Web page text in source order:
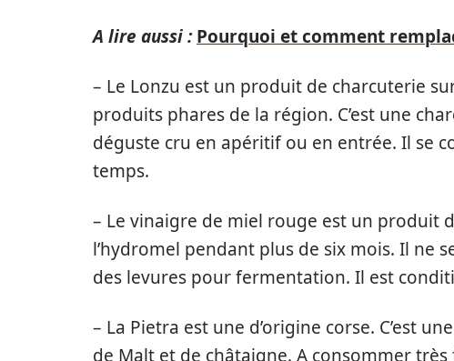
A lire aussi : Pourquoi et comment
– Le Lonzu est un produit de charcuterie
produits phares de la région. C’est une
déguste cru en apéritif ou en entrée. Il se
temps.
– Le vinaigre de miel rouge est un produit
l’hydromel pendant plus de six mois. Il ne
des levures pour fermentation. Il est
– La Pietra est une d’origine corse. C’est
de Malt et de châtaigne. A consommer très